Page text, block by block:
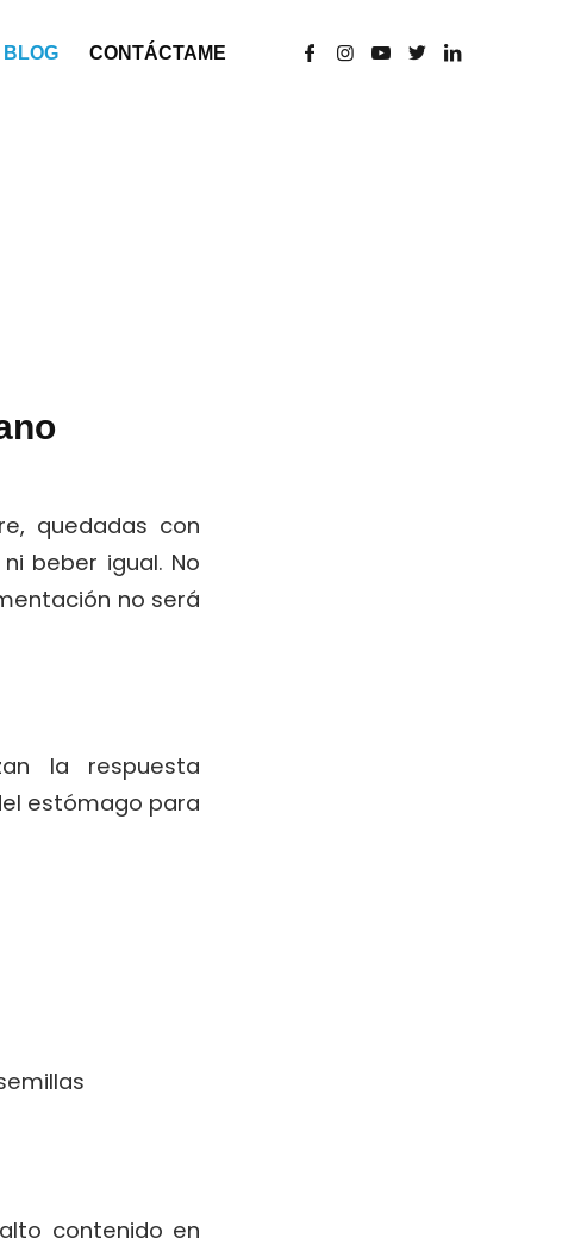
BLOG CONTÁCTAME
quedadas con
beber igual. No
no será
la respuesta
estómago para
contenido en